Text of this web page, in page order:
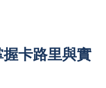
卡路里與實